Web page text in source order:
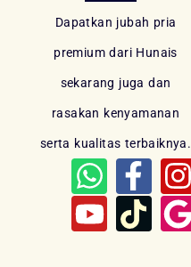
Dapatkan jubah pria
premium dari Hunais
sekarang juga dan
rasakan kenyamanan
serta kualitas terbaiknya.